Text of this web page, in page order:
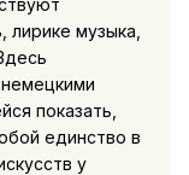
лирике музыка,
показать,
единство в
у